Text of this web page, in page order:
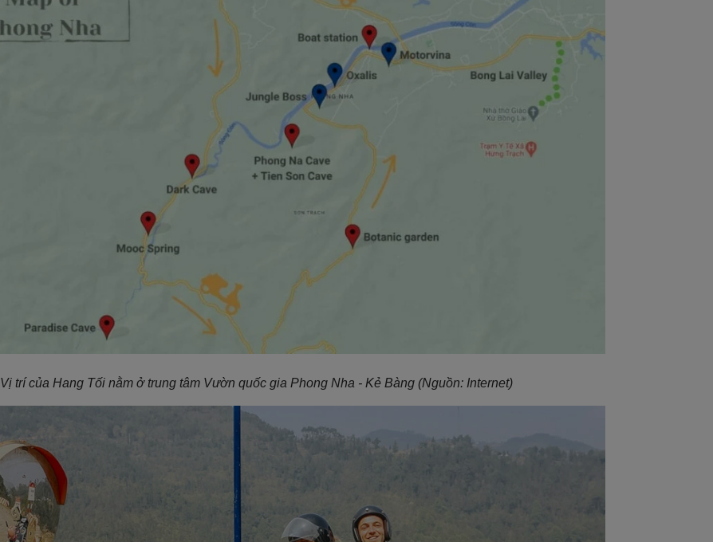
Vị trí của Hang Tối nằm ở trung tâm Vườn quốc gia Phong Nha - Kẻ Bàng(Nguồn: Internet)